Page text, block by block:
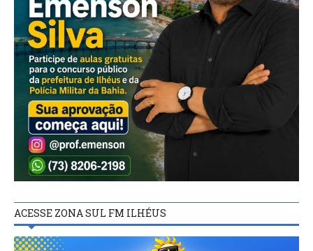
ACESSE ZONA SUL FM ILHÉUS